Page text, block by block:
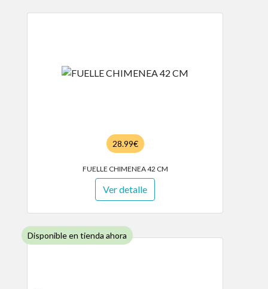
28.99€
FUELLE CHIMENEA 42 CM
Ver detalle
Disponible en tienda ahora